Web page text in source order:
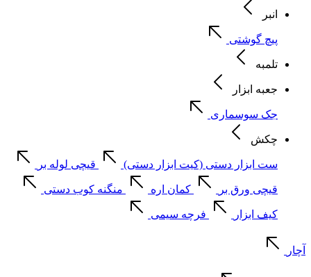
انبر
پیچ گوشتی
تلمبه
جعبه ابزار
جک سوسماری
چکش
ست ابزار دستی (کیت ابزار دستی) قیچی لوله بر
قیچی ورق بر کمان اره منگنه کوب دستی
کیف ابزار فرچه سیمی
آچار